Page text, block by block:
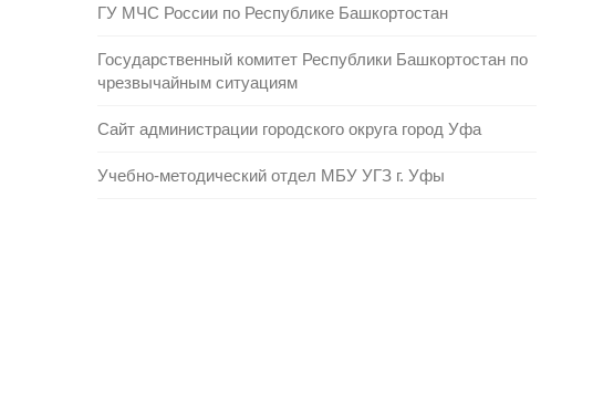
ГУ МЧС России по Республике Башкортостан
Государственный комитет Республики Башкортостан по
чрезвычайным ситуациям
Сайт администрации городского округа город Уфа
Учебно-методический отдел МБУ УГЗ г. Уфы